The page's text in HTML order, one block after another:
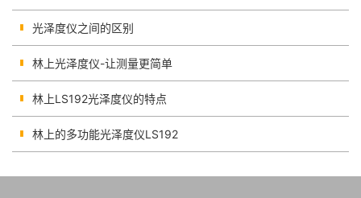
光泽度仪之间的区别
林上光泽度仪-让测量更简单
林上LS192光泽度仪的特点
林上的多功能光泽度仪LS192